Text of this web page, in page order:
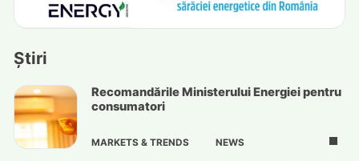
Știri
Recomandările Ministerului Energiei pentru
consumatori
MARKETS & TRENDS NEWS